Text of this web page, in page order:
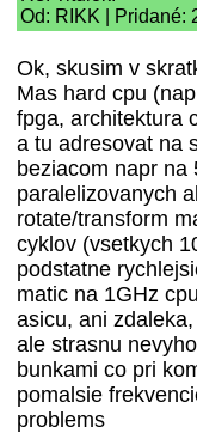
Od: RIKK | Pridané:
Ok, skusim v
Mas hard cpu
fpga, architektura
a tu adresovat na
beziacom napr na
paralelizovanych
rotate/transform
cyklov (vsetkych
podstatne
matic na 1GHz
asicu, ani
ale strasnu
bunkami co pri
pomalsie
problems